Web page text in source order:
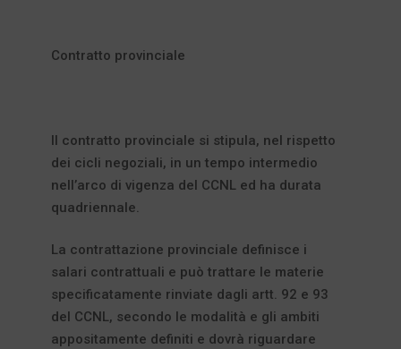
Contratto provinciale
Il contratto provinciale si stipula, nel rispetto
dei cicli negoziali, in un tempo intermedio
nell’arco di vigenza del CCNL ed ha durata
quadriennale.
La contrattazione provinciale definisce i
salari contrattuali e può trattare le materie
specificatamente rinviate dagli artt. 92 e 93
del CCNL, secondo le modalità e gli ambiti
appositamente definiti e dovrà riguardare